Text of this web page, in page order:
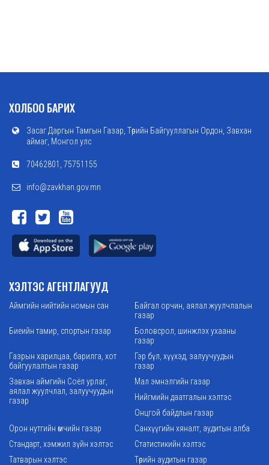
ХОЛБОО БАРИХ
Засаг Даргын Тамгын Газар, Төрийн Байгууллагын Ордон, Завхан
аймаг, Монгол улс
70462801, 75751155
info@zavkhan.gov.mn
ХЭЛТЭС АГЕНТЛАГУУД
Аймгийн нийтийн номын сан
Байгал орчин, аялал жуулчлалын
газар
Биеийн тамир, спортын газар
Боловсрол, шинжлэх ухааны
газар
Газрын харилцаа, барилга, хот
байгуулалтын газар
Гэр бүл, хүүхэд, залуучуудын
газар
Завхан аймгийн Соёл урлаг,
аялал жуулчлал, залуучуудын
газар
Мал эмнэлгийн газар
Нийгмийн даатгалын хэлтэс
Онцгой байдлын газар
Орон нутгийн өмчийн газар
Санхүүгийн хяналт, аудитын алба
Стандарт, хэмжил зүйн хэлтэс
Статистикийн хэлтэс
Татварын хэлтэс
Төрийн аудитын газар